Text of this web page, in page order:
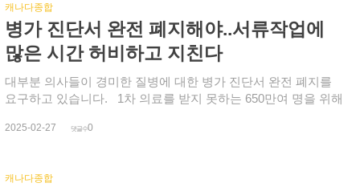
보통 체격에 키가 171cm정도인 용의자 두 명이 범행 당시 어두
운색 재킷과 검정색 바지와 신발에, 한 명은 잰스포츠 브랜드 백
팩을 메고 있었다며 이들을 목격했거나 사건에 대해 아는 사람들
의 제보를 요청했습니다.
캐나다종합
병가 진단서 완전 폐지해야..서류작업에
많은 시간 허비하고 지친다
대부분 의사들이 경미한 질병에 대한 병가 진단서 완전 폐지를
요구하고 있습니다. 1차 의료를 받지 못하는 650만여 명을 위해
캐나다 의학 협회에 따르면 지난해 가정의들이 작성한 진단서만
하며 의사들이 지쳐간다며 이런 서류 작업을 없애면 의사들은 이
2025-02-27 댓글수0
캐나다종합